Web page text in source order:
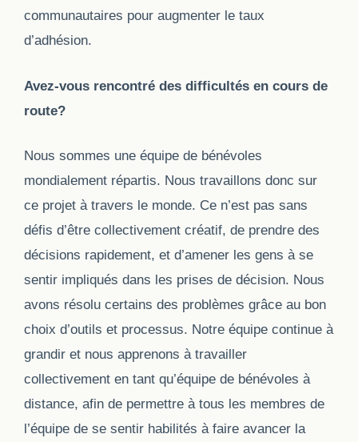
communautaires pour augmenter le taux
d’adhésion.
Avez-vous rencontré des difficultés en cours de
route?
Nous sommes une équipe de bénévoles
mondialement répartis. Nous travaillons donc sur
ce projet à travers le monde. Ce n’est pas sans
défis d’être collectivement créatif, de prendre des
décisions rapidement, et d’amener les gens à se
sentir impliqués dans les prises de décision. Nous
avons résolu certains des problèmes grâce au bon
choix d’outils et processus. Notre équipe continue à
grandir et nous apprenons à travailler
collectivement en tant qu’équipe de bénévoles à
distance, afin de permettre à tous les membres de
l’équipe de se sentir habilités à faire avancer la